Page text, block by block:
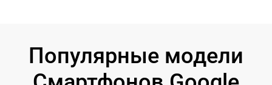
Популярные модели